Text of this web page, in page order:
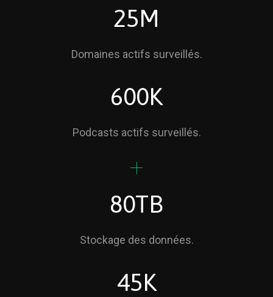
25M
Domaines actifs surveillés.
600K
Podcasts actifs surveillés.
80TB
Stockage des données.
45K